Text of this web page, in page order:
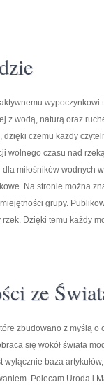
wypoczynkowi
z wodą, naturą oraz
dzięki czemu każdy
wolnego czasu nad
miłośników wodnych
Na stronie można
grupy.
Dzięki temu każdy
ze
zbudowano z myślą
się wokół świata
wyłącznie baza
Polecam Uroda i